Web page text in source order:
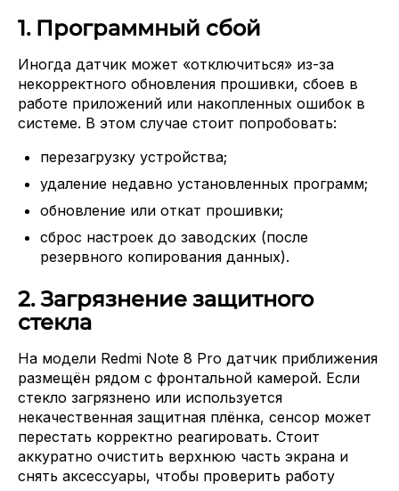
1. Программный сбой
Иногда датчик может «отключиться» из-за
некорректного обновления прошивки, сбоев в
работе приложений или накопленных ошибок в
системе. В этом случае стоит попробовать:
перезагрузку устройства;
удаление недавно установленных программ;
обновление или откат прошивки;
сброс настроек до заводских (после
резервного копирования данных).
2. Загрязнение защитного
стекла
На модели Redmi Note 8 Pro датчик приближения
размещён рядом с фронтальной камерой. Если
стекло загрязнено или используется
некачественная защитная плёнка, сенсор может
перестать корректно реагировать. Стоит
аккуратно очистить верхнюю часть экрана и
снять аксессуары, чтобы проверить работу